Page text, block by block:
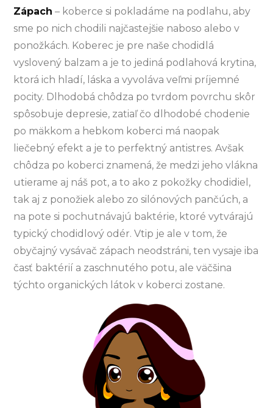
Zápach – koberce si pokladáme na podlahu, aby
sme po nich chodili najčastejšie naboso alebo v
ponožkách. Koberec je pre naše chodidlá
vyslovený balzam a je to jediná podlahová krytina,
ktorá ich hladí, láska a vyvoláva veľmi príjemné
pocity. Dlhodobá chôdza po tvrdom povrchu skôr
spôsobuje depresie, zatiaľ čo dlhodobé chodenie
po mäkkom a hebkom koberci má naopak
liečebný efekt a je to perfektný antistres. Avšak
chôdza po koberci znamená, že medzi jeho vlákna
utierame aj náš pot, a to ako z pokožky chodidiel,
tak aj z ponožiek alebo zo silónových pančúch, a
na pote si pochutnávajú baktérie, ktoré vytvárajú
typický chodidlový odér. Vtip je ale v tom, že
obyčajný vysávač zápach neodstráni, ten vysaje iba
časť baktérií a zaschnutého potu, ale väčšina
týchto organických látok v koberci zostane.